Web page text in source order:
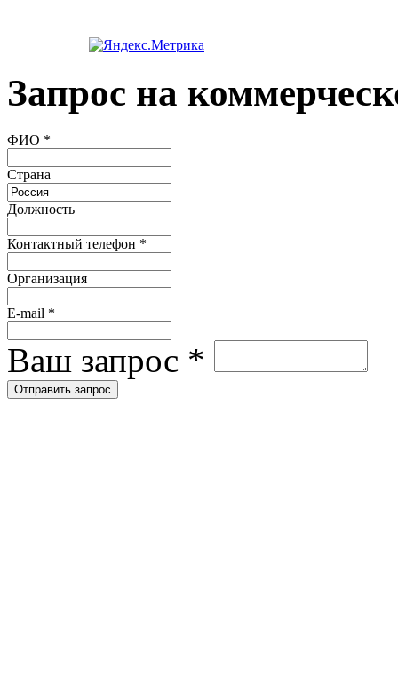
Запрос на
ФИО *
Страна
Должность
Контактный телефон *
Организация
E-mail *
Ваш запрос *